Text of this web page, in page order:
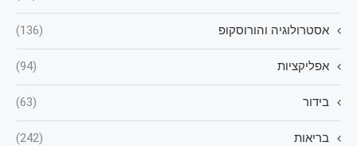
אסטרולוגיה והורוסקופ (136)
אפליקציות (94)
בידור (63)
בריאות (242)